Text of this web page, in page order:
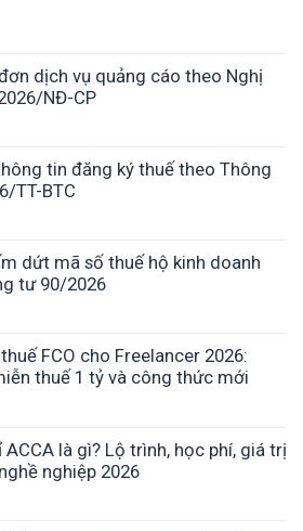
dịch vụ quảng cáo theo Nghị
NĐ-CP
tin đăng ký thuế theo Thông
TT-BTC
dứt mã số thuế hộ kinh doanh
tư 90/2026
FCO cho Freelancer 2026:
thuế 1 tỷ và công thức mới
ACCA là gì? Lộ trình, học phí, giá trị
nghiệp 2026